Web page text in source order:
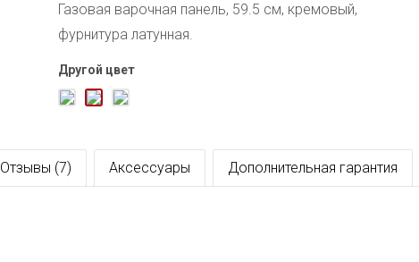
Газовая варочная панель, 59.5 см, кремовый,
фурнитура латунная.
Другой цвет
Отзывы (7) Аксессуары Дополнительная гарантия